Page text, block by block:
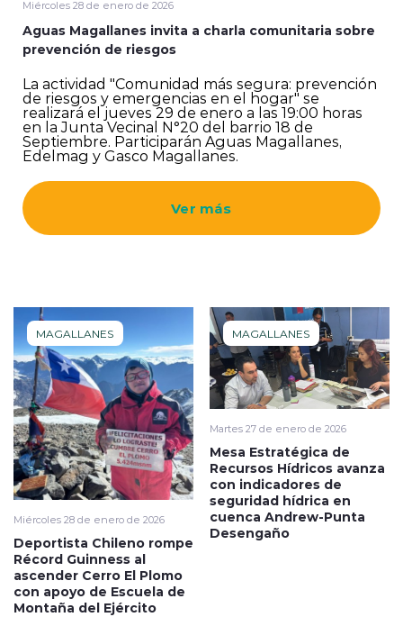
Miércoles 28 de enero de 2026
Aguas Magallanes invita a charla comunitaria sobre
prevención de riesgos
La actividad "Comunidad más segura: prevención
de riesgos y emergencias en el hogar" se
realizará el jueves 29 de enero a las 19:00 horas
en la Junta Vecinal N°20 del barrio 18 de
Septiembre. Participarán Aguas Magallanes,
Edelmag y Gasco Magallanes.
Ver más
MAGALLANES
Miércoles 28 de enero de 2026
Deportista Chileno rompe
Récord Guinness al
ascender Cerro El Plomo
con apoyo de Escuela de
Montaña del Ejército
MAGALLANES
Martes 27 de enero de 2026
Mesa Estratégica de
Recursos Hídricos avanza
con indicadores de
seguridad hídrica en
cuenca Andrew-Punta
Desengaño